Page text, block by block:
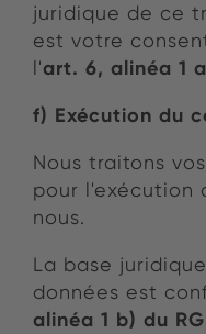
juridique de ce
est votre
l'art. 6, alinéa 1
f) Exécution du
Nous traitons
pour l'exécution
nous.
La base
données est
alinéa 1 b) du